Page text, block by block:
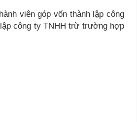
viên góp vốn thành lập công
công ty TNHH trừ trường hợp